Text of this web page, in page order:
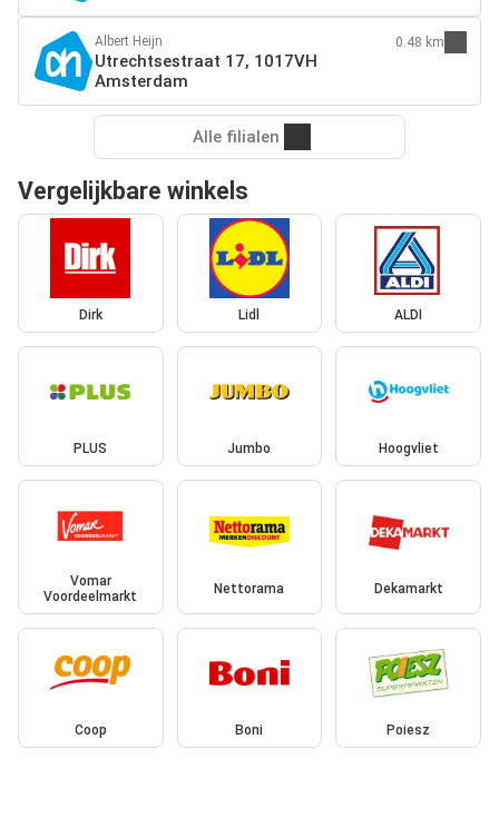
Albert Heijn
Utrechtsestraat 17, 1017VH
Amsterdam
0.48 km
Alle filialen
Vergelijkbare winkels
Dirk Lidl ALDI
PLUS Jumbo Hoogvliet
Vomar
Voordeelmarkt
Nettorama Dekamarkt
Coop Boni Poiesz